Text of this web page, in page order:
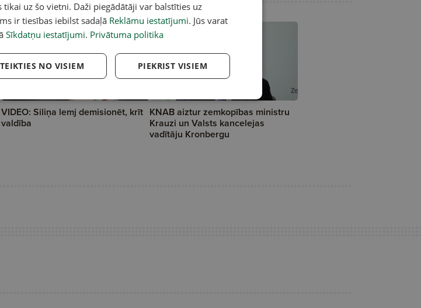
VIDEO: Siliņa lemj demisionēt, krīt
valdība
KNAB aiztur zemkopības ministru
Krauzi un Valsts kancelejas
vadītāju Kronbergu
uz šo vietni. Daži piegādātāji var balstīties uz
ir tiesības iebilst sadaļā Reklāmu iestatījumi. Jūs varat
Sīkdatņu iestatījumi. Privātuma politika
PIEKRIST VISIEM
NO VISIEM